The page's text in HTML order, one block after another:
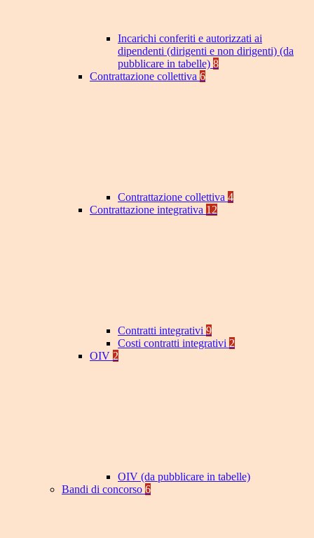
Incarichi conferiti e autorizzati ai
dipendenti (dirigenti e non dirigenti) (da
pubblicare in tabelle) 8
Contrattazione collettiva 6
Contrattazione collettiva 4
Contrattazione integrativa 12
Contratti integrativi 9
Costi contratti integrativi 2
OIV 2
OIV (da pubblicare in tabelle)
Bandi di concorso 6